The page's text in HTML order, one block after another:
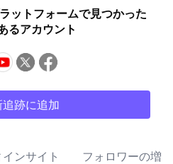
ットフォームで見つかった
るアカウント
追跡に追加
ンサイト フォロワーの増加